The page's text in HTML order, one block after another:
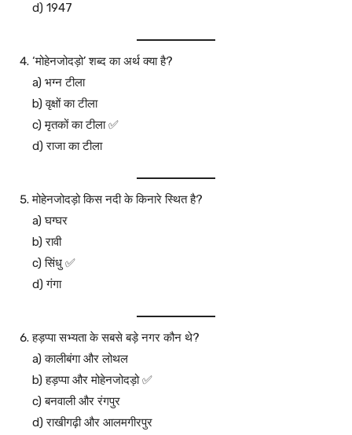
d) 1947
‘मोहेनजोदड़ो’ शब्द का अर्थ क्या है?
a) भग्न टीला
b) वृक्षों का टीला
c) मृतकों का टीला ✅
d) राजा का टीला
मोहेनजोदड़ो किस नदी के किनारे स्थित है?
a) घग्घर
b) रावी
c) सिंधु ✅
d) गंगा
हड़प्पा सभ्यता के सबसे बड़े नगर कौन थे?
a) कालीबंगा और लोथल
b) हड़प्पा और मोहेनजोदड़ो ✅
c) बनवाली और रंगपुर
d) राखीगढ़ी और आलमगीरपुर